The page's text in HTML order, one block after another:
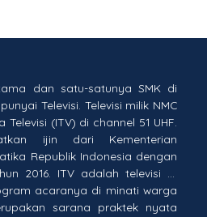
dan satu-satunya SMK di
Televisi. Televisi milik NMC
(ITV) di channel 51 UHF.
ijin dari Kementerian
Republik Indonesia dengan
2016. ITV adalah televisi di
acaranya di minati warga
sarana praktek nyata